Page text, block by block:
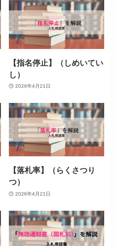
【指名停止】（しめいてい
し）
2026年4月21日
【落札率】（らくさつり
つ）
2026年4月21日